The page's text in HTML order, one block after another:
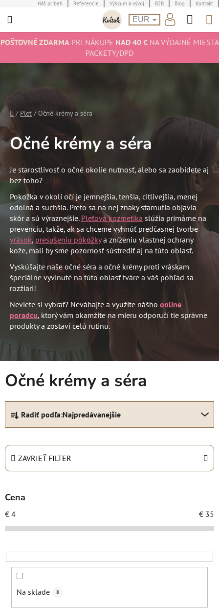
na
Náš príbeh Referencie Výskum a vývoj B2B Blog Kontakt
EUR
POŠTOVNÉ ZDARMAPRI NÁKUPE NAD 40 €NA VÝDAJNÉ MIESTA
PACKETY/DPD
Domov
/ Pleť / Očné krémy a séra
Očné krémy a séra
Je starostlivosť o očné okolie nutnosť, alebo sa zaobídete aj
bez toho?
Pokožka v okolí očí je jemnejšia, tenšia, citlivejšia, menej
odolná a suchšia. Preto sa na nej znaky starnutia objavia
skôr a sú výraznejšie. Pleťová kozmetika slúžia primárne na
prevenciu, takže, ak sa chceme vyhnúť predčasnej tvorbe
vrások, presušeniu pokožkya zníženiu vlastnej ochrany
kože, mali by sme pozornosť sústrediť aj na túto oblasť.
Vyskúšajte naše očné séra a očné krémy proti vráskam
špeciálne vyvinuté na túto oblasť tváre a váš pohľad sa
rozžiari!
Neviete si vybrať? Neváhajte a využite nášho online
poradcu, ktorý vám okamžite na mieru odporučí tie správne
produkty a zostaví celú rutinu.
Očné krémy a séra
R
d
e
i
p
r
o
d
k
Radiť podľa:Najpredávanejšie
ZAVRIEŤ FILTER
Cena
€ 4 € 35
Na sklade 8